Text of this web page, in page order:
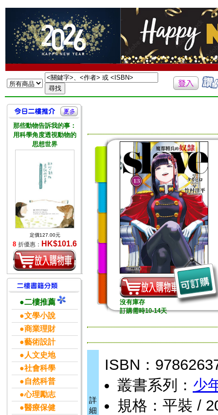
那些動物告訴我的事：
用科學角度透視動物的
思想世界
定價127.00元
8 折優惠： HK$101.6
●二樓推薦
●文學小說
●商業理財
●藝術設計
●人文史地
●社會科學
●自然科普
●心理勵志
●醫療保健
沒有庫存
訂購需時10-14天
詳
細
ISBN：
叢書系列： 少
規格：平裝 /